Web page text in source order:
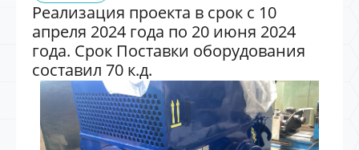
Реализация проекта в срок с 10
апреля 2024 года по 20 июня 2024
года. Срок Поставки оборудования
составил 70 к.д.